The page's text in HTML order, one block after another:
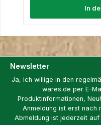
In
Newsletter
Ja, ich willige in den
wares.de per E-
Produktinformationen,
Anmeldung ist erst nach
Abmeldung ist jederzeit